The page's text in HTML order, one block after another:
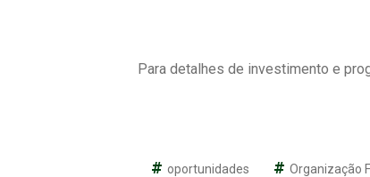
Para detalhes de investimento e
oportunidades Organização